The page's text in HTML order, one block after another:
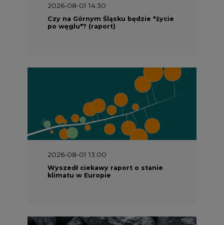
2026-08-01 13:00
Wyszedł ciekawy raport o stanie
klimatu w Europie